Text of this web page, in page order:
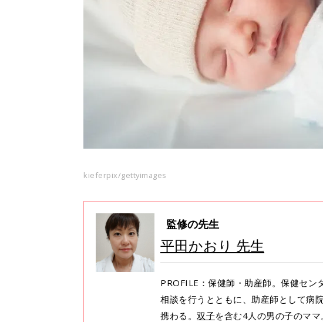
kieferpix/gettyimages
監修の先生
平田かおり 先生
PROFILE：保健師・助産師。保健セン
相談を行うとともに、助産師として病
携わる。 双子を含む4人の男の子のママ